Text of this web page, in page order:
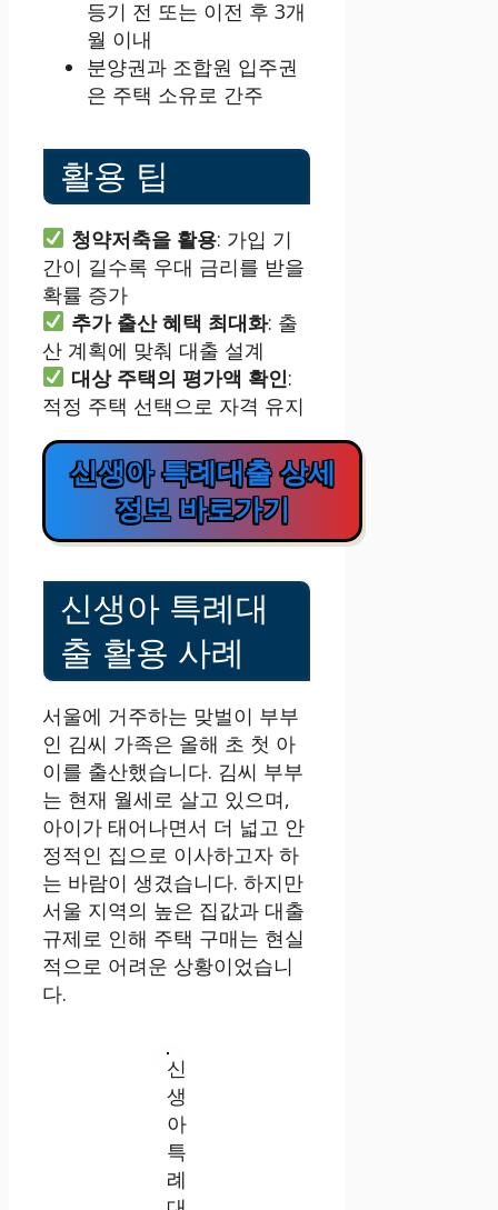
등기 전 또는 이전 후 3개
월 이내
분양권과 조합원 입주권
은 주택 소유로 간주
활용 팁
청약저축을 활용: 가입 기
간이 길수록 우대 금리를 받을
확률 증가
추가 출산 혜택 최대화: 출
산 계획에 맞춰 대출 설계
대상 주택의 평가액 확인:
적정 주택 선택으로 자격 유지
신생아 특례대출 상세
정보 바로가기
신생아 특례대
출 활용 사례
서울에 거주하는 맞벌이 부부
인 김씨 가족은 올해 초 첫 아
이를 출산했습니다. 김씨 부부
는 현재 월세로 살고 있으며,
아이가 태어나면서 더 넓고 안
정적인 집으로 이사하고자 하
는 바람이 생겼습니다. 하지만
서울 지역의 높은 집값과 대출
규제로 인해 주택 구매는 현실
적으로 어려운 상황이었습니
다.
신
생
아
특
례